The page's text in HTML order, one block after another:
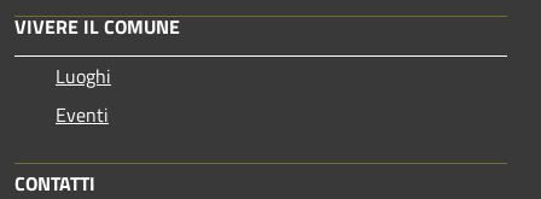
VIVERE IL COMUNE
Luoghi
Eventi
CONTATTI